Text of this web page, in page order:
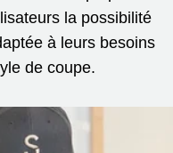
la possibilité
à leurs besoins
de coupe.